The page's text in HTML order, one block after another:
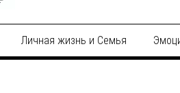
Личная жизнь и Семья